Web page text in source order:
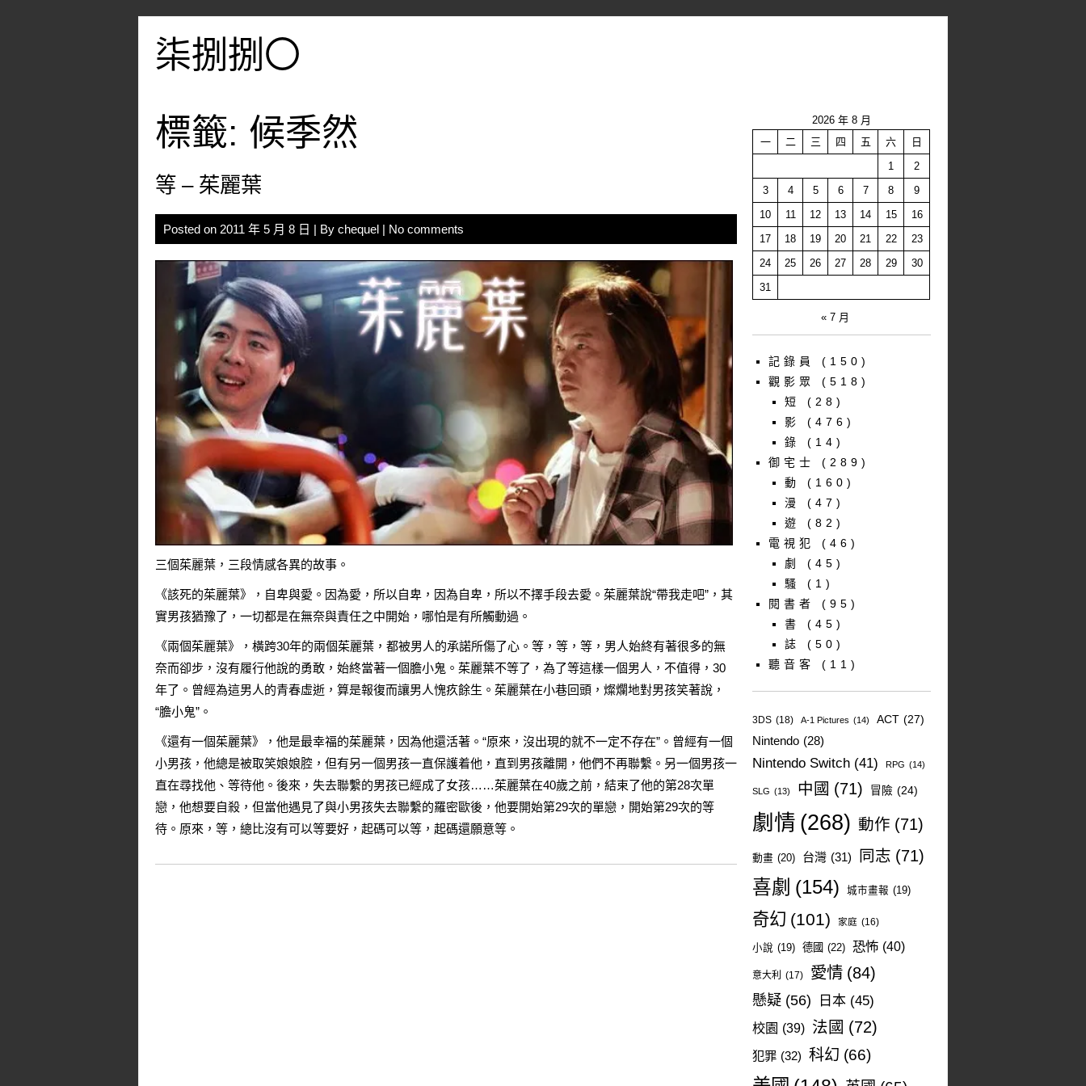
柒捌捌〇
標籤: 候季然
等 – 茱麗葉
Posted on 2011 年 5 月 8 日 | By chequel | No comments
三個茱麗葉，三段情感各異的故事。
《該死的茱麗葉》，自卑與愛。因為愛，所以自卑，因為自卑，所以不擇手段去愛。茱麗葉說“帶我走吧”，其
實男孩猶豫了，一切都是在無奈與責任之中開始，哪怕是有所觸動過。
《兩個茱麗葉》，橫跨30年的兩個茱麗葉，都被男人的承諾所傷了心。等，等，等，男人始終有著很多的無
奈而卻步，沒有履行他說的勇敢，始終當著一個膽小鬼。茱麗葉不等了，為了等這樣一個男人，不值得，30
年了。曾經為這男人的青春虛逝，算是報復而讓男人愧疚餘生。茱麗葉在小巷回頭，燦爛地對男孩笑著說，
“膽小鬼”。
《還有一個茱麗葉》，他是最幸福的茱麗葉，因為他還活著。“原來，沒出現的就不一定不存在”。曾經有一個
小男孩，他總是被取笑娘娘腔，但有另一個男孩一直保護着他，直到男孩離開，他們不再聯繫。另一個男孩一
直在尋找他、等待他。後來，失去聯繫的男孩已經成了女孩……茱麗葉在40歲之前，結束了他的第28次單
戀，他想要自殺，但當他遇見了與小男孩失去聯繫的羅密歐後，他要開始第29次的單戀，開始第29次的等
待。原來，等，總比沒有可以等要好，起碼可以等，起碼還願意等。
2026 年 8 月
一
二 三 四 五 六
日
1
2
3
4 5 6 7 8
9
10
11 12 13 14 15
16
17
18 19 20 21 22
23
24
25 26 27 28 29
30
31
« 7 月
記錄員
(150)
觀影眾
(518)
短
(28)
影
(476)
錄
(14)
御宅士
(289)
動
(160)
漫
(47)
遊
(82)
電視犯
(46)
劇
(45)
騷
(1)
閱書者
(95)
書
(45)
誌
(50)
聽音客
(11)
3DS (18) A-1 Pictures (14) ACT (27)
Nintendo (28)
Nintendo Switch (41) RPG (14)
SLG (13) 中國 (71) 冒險 (24)
劇情 (268) 動作 (71)
動畫 (20) 台灣 (31) 同志 (71)
喜劇 (154) 城市畫報 (19)
奇幻 (101) 家庭 (16)
小說 (19) 德國 (22) 恐怖 (40)
意大利 (17) 愛情 (84)
懸疑 (56) 日本 (45)
校園 (39) 法國 (72)
犯罪 (32) 科幻 (66)